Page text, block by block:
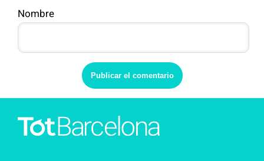
Nombre